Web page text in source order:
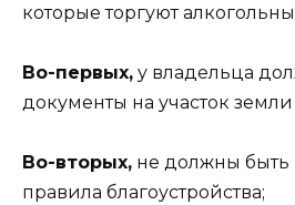
которые торгуют
Во-первых, у владельца
документы на участок
Во-вторых, не должны
правила благоустройства;